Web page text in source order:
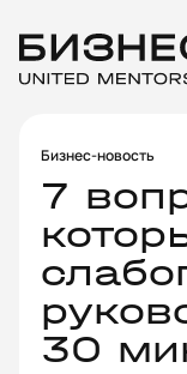
Бизнес-новость
7
30